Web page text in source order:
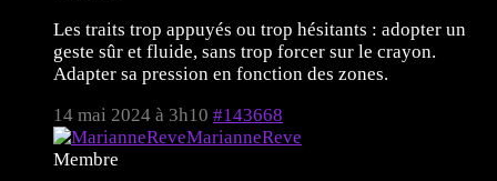
Les traits trop appuyés ou trop hésitants : adopter un
geste sûr et fluide, sans trop forcer sur le crayon.
Adapter sa pression en fonction des zones.
14 mai 2024 à 3h10 #143668
MarianneReve
Membre